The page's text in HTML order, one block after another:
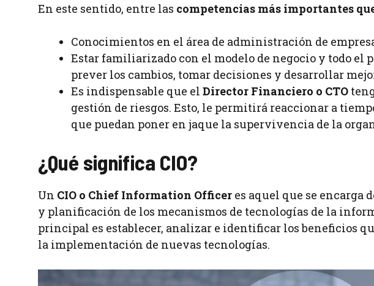
En este sentido, entre las competencias más importantes
Conocimientos en el área de administración de
Estar familiarizado con el modelo de negocio y todo el
prever los cambios, tomar decisiones y desarrollar
Es indispensable que el Director Financiero o CTO
gestión de riesgos. Esto, le permitirá reaccionar a
que puedan poner en jaque la supervivencia de la
¿Qué significa CIO?
Un CIO o Chief Information Officer es aquel que se
y planificación de los mecanismos de tecnologías de la
principal es establecer, analizar e identificar los beneficios
la implementación de nuevas tecnologías.